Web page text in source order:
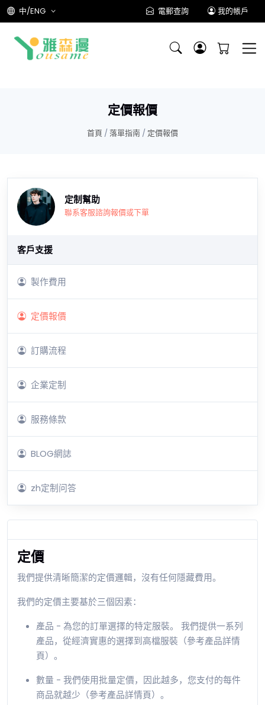
中/ENG 電郵查詢 我的帳戶
定價報價
首頁 / 落單指南 / 定價報價
定制幫助
聯系客服諮詢報價或下單
客戶支援
製作費用
定價報價
訂購流程
企業定制
服務條款
BLOG網誌
zh定制问答
定價
我們提供清晰簡潔的定價邏輯，沒有任何隱藏費用。
我們的定價主要基於三個因素：
產品 - 為您的訂單選擇的特定服裝。 我們提供一系列
產品，從經濟實惠的選擇到高檔服裝（參考產品詳情
頁）。
數量 - 我們使用批量定價，因此越多，您支付的每件
商品就越少 （參考產品詳情頁） 。